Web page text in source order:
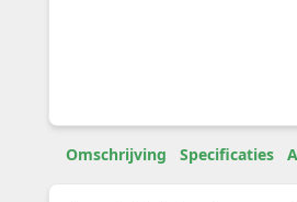
Omschrijving Specificaties